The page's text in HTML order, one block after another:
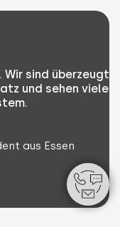
Wir sind überzeugt
und sehen viele
aus Essen